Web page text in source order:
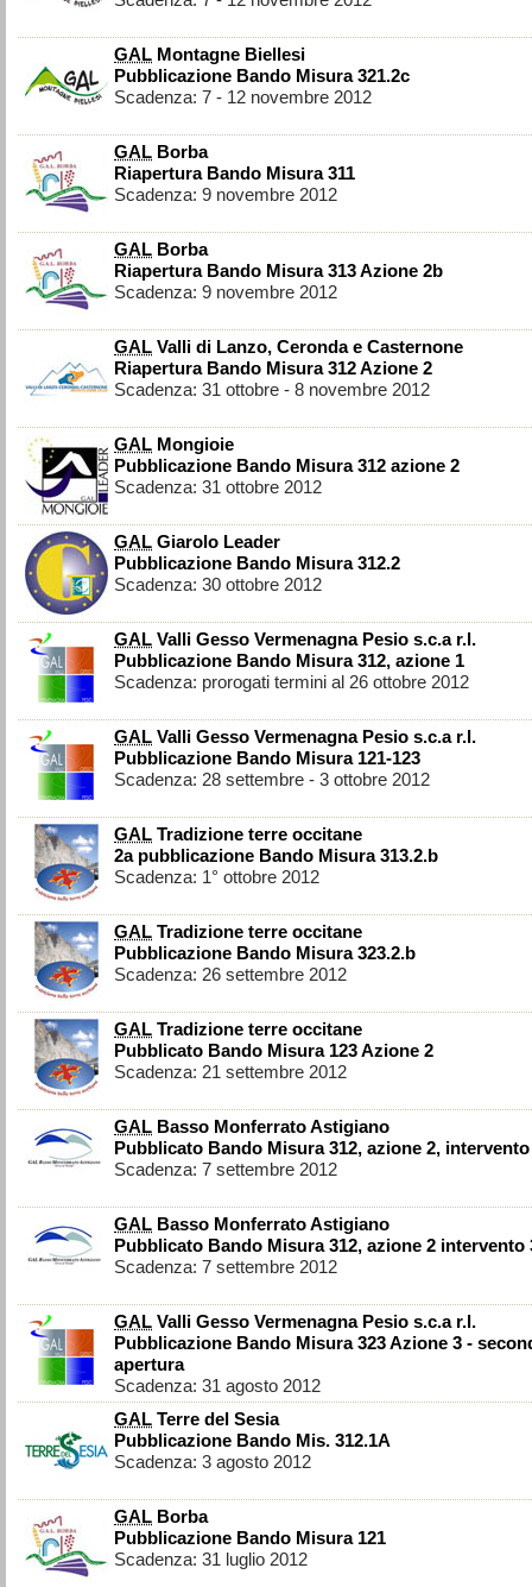
GAL Montagne Biellesi
Pubblicazione Bando Misura 321.2c
Scadenza: 7 - 12 novembre 2012
GAL Borba
Riapertura Bando Misura 311
Scadenza: 9 novembre 2012
GAL Borba
Riapertura Bando Misura 313 Azione 2b
Scadenza: 9 novembre 2012
GAL Valli di Lanzo, Ceronda e Casternone
Riapertura Bando Misura 312 Azione 2
Scadenza: 31 ottobre - 8 novembre 2012
GAL Mongioie
Pubblicazione Bando Misura 312 azione 2
Scadenza: 31 ottobre 2012
GAL Giarolo Leader
Pubblicazione Bando Misura 312.2
Scadenza: 30 ottobre 2012
GAL Valli Gesso Vermenagna Pesio s.c.a r.l.
Pubblicazione Bando Misura 312, azione 1
Scadenza: prorogati termini al 26 ottobre 2012
GAL Valli Gesso Vermenagna Pesio s.c.a r.l.
Pubblicazione Bando Misura 121-123
Scadenza: 28 settembre - 3 ottobre 2012
GAL Tradizione terre occitane
2a pubblicazione Bando Misura 313.2.b
Scadenza: 1° ottobre 2012
GAL Tradizione terre occitane
Pubblicazione Bando Misura 323.2.b
Scadenza: 26 settembre 2012
GAL Tradizione terre occitane
Pubblicato Bando Misura 123 Azione 2
Scadenza: 21 settembre 2012
GAL Basso Monferrato Astigiano
Pubblicato Bando Misura 312, azione 2, intervento
Scadenza: 7 settembre 2012
GAL Basso Monferrato Astigiano
Pubblicato Bando Misura 312, azione 2 intervento
Scadenza: 7 settembre 2012
GAL Valli Gesso Vermenagna Pesio s.c.a r.l.
Pubblicazione Bando Misura 323 Azione 3 -
apertura
Scadenza: 31 agosto 2012
GAL Terre del Sesia
Pubblicazione Bando Mis. 312.1A
Scadenza: 3 agosto 2012
GAL Borba
Pubblicazione Bando Misura 121
Scadenza: 31 luglio 2012